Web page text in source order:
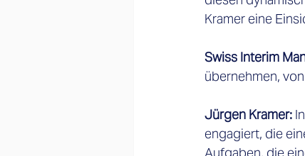
Kramer eine
Swiss Interim
übernehmen,
Jürgen Kramer:
engagiert, die